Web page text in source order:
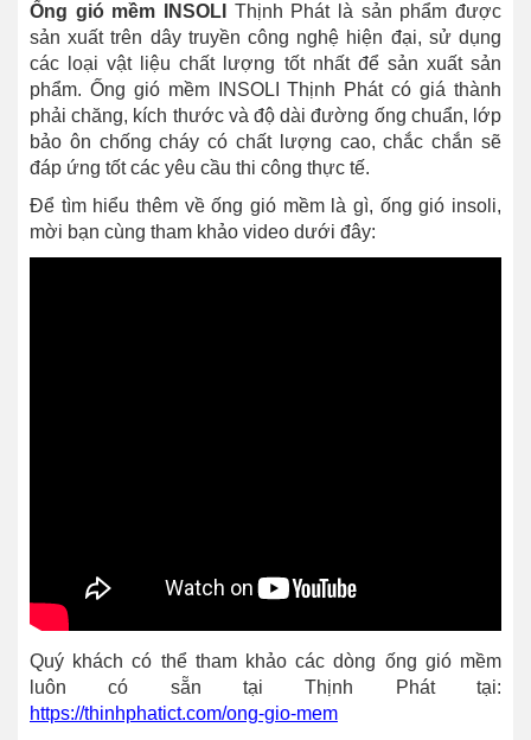
Ống gió mềm INSOLI
Thịnh Phát là sản phẩm được
sản xuất trên dây truyền công nghệ hiện đại, sử dụng
các loại vật liệu chất lượng tốt nhất để sản xuất sản
phẩm. Ống gió mềm INSOLI Thịnh Phát có giá thành
phải chăng, kích thước và độ dài đường ống chuẩn, lớp
bảo ôn chống cháy có chất lượng cao, chắc chắn sẽ
đáp ứng tốt các yêu cầu thi công thực tế.
Để tìm hiểu thêm về ống gió mềm là gì, ống gió insoli,
mời bạn cùng tham khảo video dưới đây:
Quý khách có thể tham khảo các dòng ống gió mềm
luôn có sẵn tại Thịnh Phát tại:
https://thinhphatict.com/ong-gio-mem